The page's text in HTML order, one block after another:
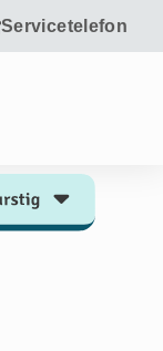
Servicetelefon